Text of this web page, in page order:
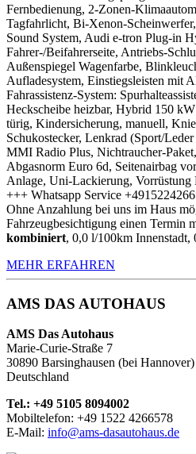
Fernbedienung, 2-Zonen-
Tagfahrlicht, Bi-Xenon-
Sound System, Audi e-tron Plug-in
Fahrer-/Beifahrerseite, Antriebs-
Außenspiegel Wagenfarbe,
Aufladesystem, Einstiegsleisten mit
Fahrassistenz-System:
Heckscheibe heizbar, Hybrid 150
türig, Kindersicherung, manuell,
Schukostecker, Lenkrad (Sport/
MMI Radio Plus, Nichtraucher-
Abgasnorm Euro 6d, Seitenairbag
Anlage, Uni-Lackierung, Vorrüstung
+++ Whatsapp Service
Ohne Anzahlung bei uns im Haus
Fahrzeugbesichtigung einen Termin
kombiniert, 0,0 l/100km
MEHR ERFAHREN
AMS DAS AUTOHAUS
AMS Das Autohaus
Marie-Curie-Straße 7
30890 Barsinghausen (bei Hannover)
Deutschland
Tel.: +49 5105 8094002
Mobiltelefon: +49 1522 4266578
E-Mail: info@ams-dasautohaus.de